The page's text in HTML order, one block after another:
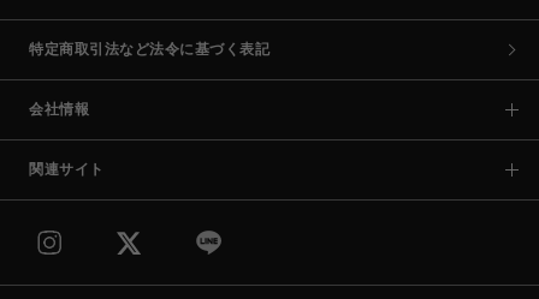
特定商取引法など法令に基づく表記
会社情報
関連サイト